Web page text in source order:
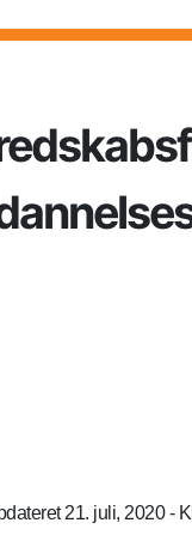
21. juli, 2020 -